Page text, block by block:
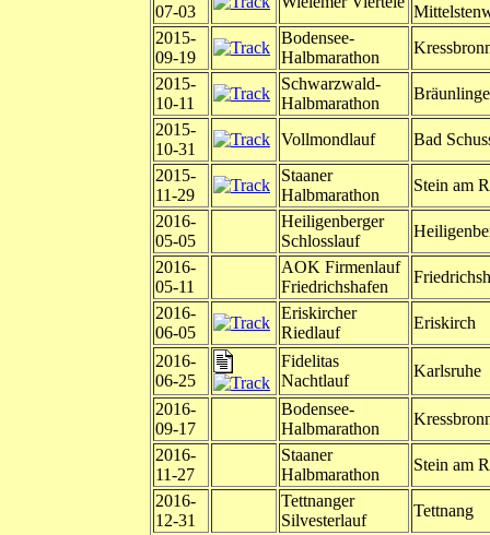
07-03
2015-
09-19
Bodensee-
Halbmarathon
2015-
10-11
Schwarzwald-
Halbmarathon
2015-
10-31
Vollmondlauf
Bad
2015-
11-29
Staaner
Halbmarathon
Stein am
2016-
05-05
Heiligenberger
Schlosslauf
2016-
05-11
AOK Firmenlauf
Friedrichshafen
2016-
06-05
Eriskircher
Riedlauf
Eriskirch
2016-
06-25
Fidelitas
Nachtlauf
Karlsruhe
2016-
09-17
Bodensee-
Halbmarathon
2016-
11-27
Staaner
Halbmarathon
Stein am
2016-
12-31
Tettnanger
Silvesterlauf
Tettnang